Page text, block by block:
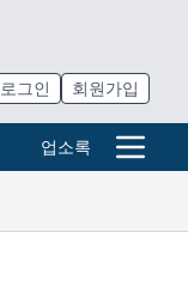
로그인 회원가입
업소록